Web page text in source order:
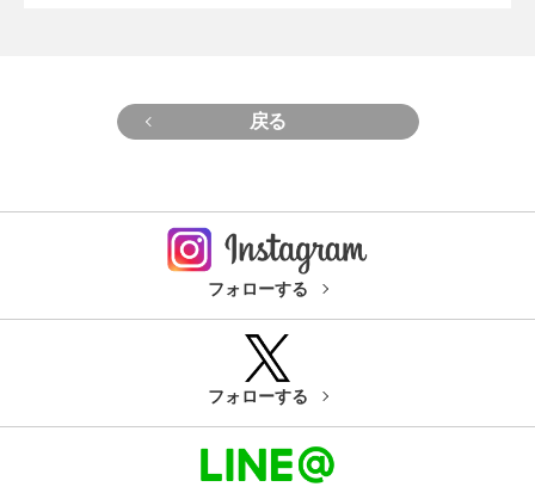
戻る
フォローする
フォローする